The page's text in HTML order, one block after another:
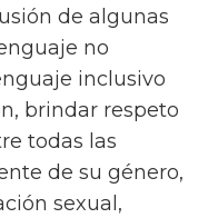
de algunas
no
inclusivo
brindar respeto
todas las
de su género,
sexual,